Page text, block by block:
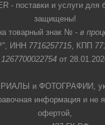
- поставки и услуги для
защищены!
товарный знак № - в
, ИНН 7716257715, КПП
1267700022754 от
и ФОТОГРАФИИ,
информация и не
офертой,